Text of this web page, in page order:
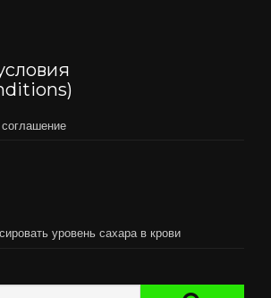
уровень сахара в крови